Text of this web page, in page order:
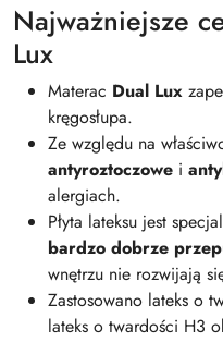
Najważniejsze
Lux
Materac Dual Lux
kręgosłupa.
Ze względu na
antyroztoczowe i
alergiach.
Płyta lateksu jest
bardzo dobrze
wnętrzu nie rozwijają
Zastosowano lateks o
lateks o twardości H3